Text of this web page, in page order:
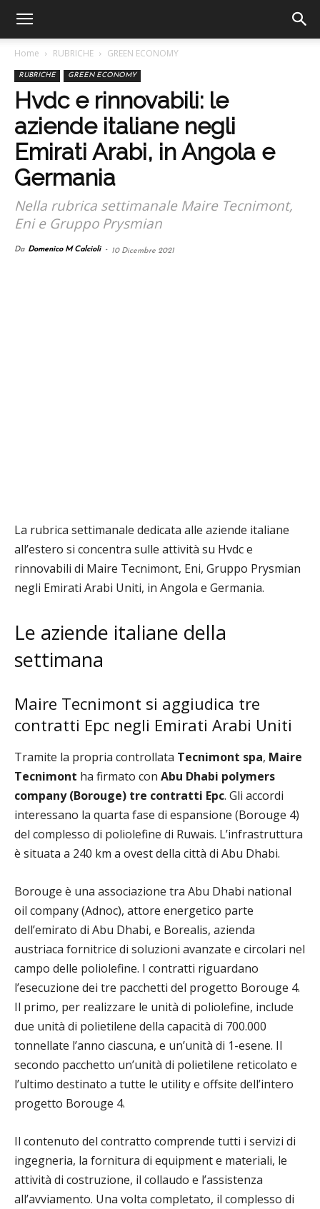
Home RUBRICHE GREEN ECONOMY
RUBRICHE GREEN ECONOMY
Hvdc e rinnovabili: le
aziende italiane negli
Emirati Arabi, in Angola e
Germania
Nella rubrica settimanale Maire Tecnimont,
Eni e Gruppo Prysmian
Da Domenico M Calcioli - 10 Dicembre 2021
La rubrica settimanale dedicata alle aziende italiane
all’estero si concentra sulle attività su Hvdc e
rinnovabili di Maire Tecnimont, Eni, Gruppo Prysmian
negli Emirati Arabi Uniti, in Angola e Germania.
Le aziende italiane della
settimana
Maire Tecnimont si aggiudica tre
contratti Epc negli Emirati Arabi Uniti
Tramite la propria controllata Tecnimont spa, Maire
Tecnimont ha firmato con Abu Dhabi polymers
company (Borouge) tre contratti Epc. Gli accordi
interessano la quarta fase di espansione (Borouge 4)
del complesso di poliolefine di Ruwais. L’infrastruttura
è situata a 240 km a ovest della città di Abu Dhabi.
Borouge è una associazione tra Abu Dhabi national
oil company (Adnoc), attore energetico parte
dell’emirato di Abu Dhabi, e Borealis, azienda
austriaca fornitrice di soluzioni avanzate e circolari nel
campo delle poliolefine. I contratti riguardano
l’esecuzione dei tre pacchetti del progetto Borouge 4.
Il primo, per realizzare le unità di poliolefine, include
due unità di polietilene della capacità di 700.000
tonnellate l’anno ciascuna, e un’unità di 1-esene. Il
secondo pacchetto un’unità di polietilene reticolato e
l’ultimo destinato a tutte le utility e offsite dell’intero
progetto Borouge 4.
Il contenuto del contratto comprende tutti i servizi di
ingegneria, la fornitura di equipment e materiali, le
attività di costruzione, il collaudo e l’assistenza
all’avviamento. Una volta completato, il complesso di